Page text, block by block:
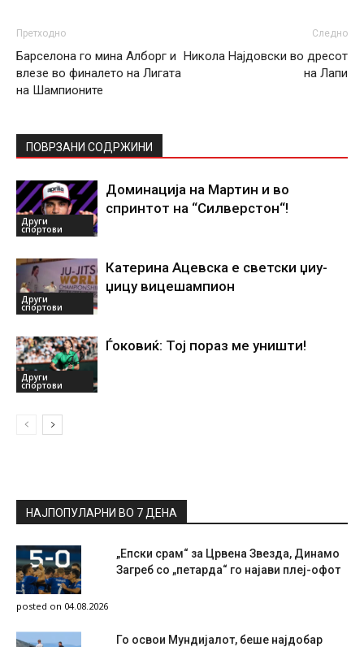
Претходно
Барселона го мина Алборг и
влезе во финалето на Лигата
на Шампионите
Следно
Никола Најдовски во дресот
на Лапи
ПОВРЗАНИ СОДРЖИНИ
Други
спортови
Доминација на Мартин и во
спринтот на “Силверстон“!
Други
спортови
Катерина Ацевска е светски џиу-
џицу вицешампион
Други
спортови
Ѓоковиќ: Тој пораз ме уништи!
НАЈПОПУЛАРНИ ВО 7 ДЕНА
„Епски срам“ за Црвена Звезда, Динамо
Загреб со „петарда“ го најави плеј-офот
posted on 04.08.2026
Го освои Мундијалот, беше најдобар